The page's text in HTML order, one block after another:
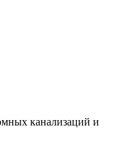
канализаций и